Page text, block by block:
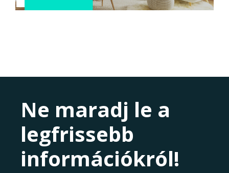
Ne maradj le a
legfrissebb
információkról!